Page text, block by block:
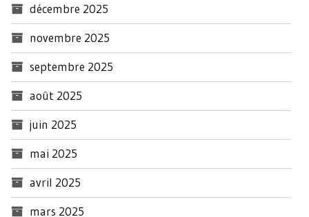
décembre 2025
novembre 2025
septembre 2025
août 2025
juin 2025
mai 2025
avril 2025
mars 2025